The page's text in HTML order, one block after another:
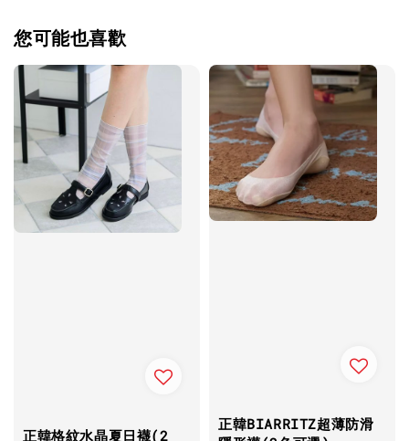
您可能也喜歡
正韓格紋水晶夏日襪(2
正韓BIARRITZ超薄防滑